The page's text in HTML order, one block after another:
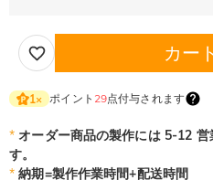
カー
1× ポイント 29点付与されます
* オーダー商品の製作には 5-12
す。
* 納期=製作作業時間+配送時間